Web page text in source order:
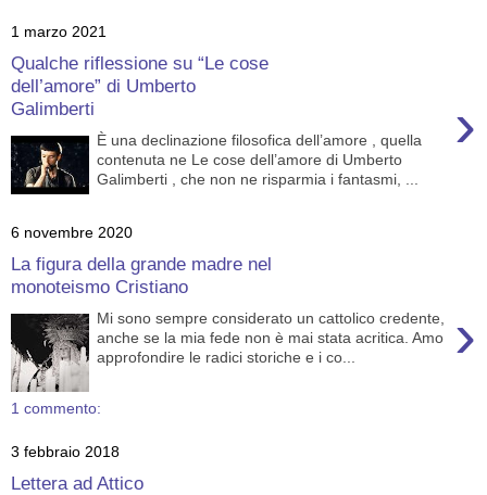
1 marzo 2021
Qualche riflessione su “Le cose
dell’amore” di Umberto
Galimberti
›
È una declinazione filosofica dell’amore , quella
contenuta ne Le cose dell’amore di Umberto
Galimberti , che non ne risparmia i fantasmi, ...
6 novembre 2020
La figura della grande madre nel
monoteismo Cristiano
›
Mi sono sempre considerato un cattolico credente,
anche se la mia fede non è mai stata acritica. Amo
approfondire le radici storiche e i co...
1 commento:
3 febbraio 2018
Lettera ad Attico